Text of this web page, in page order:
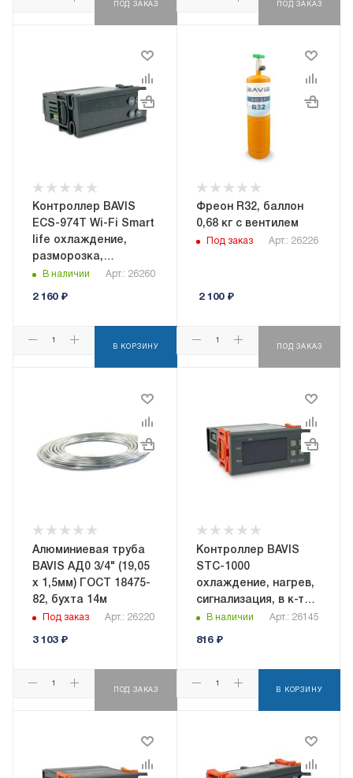
ПОД ЗАКАЗ ПОД ЗАКАЗ
Контроллер BAVIS
ECS-974T Wi-Fi Smart
life охлаждение,
разморозка,
вентилятор,
В наличии Арт.: 26260
2 160₽
В КОРЗИНУ
Фреон R32, баллон
0,68 кг с вентилем
Под заказ Арт.: 26226
2 100₽
ПОД ЗАКАЗ
Алюминиевая труба
BAVIS АД0 3/4" (19,05
х 1,5мм) ГОСТ 18475-
82, бухта 14м
Под заказ Арт.: 26220
3 103₽
ПОД ЗАКАЗ
Контроллер BAVIS
STC-1000
охлаждение, нагрев,
сигнализация, в к-те
с датчиком NTC
В наличии Арт.: 26145
816₽
В КОРЗИНУ